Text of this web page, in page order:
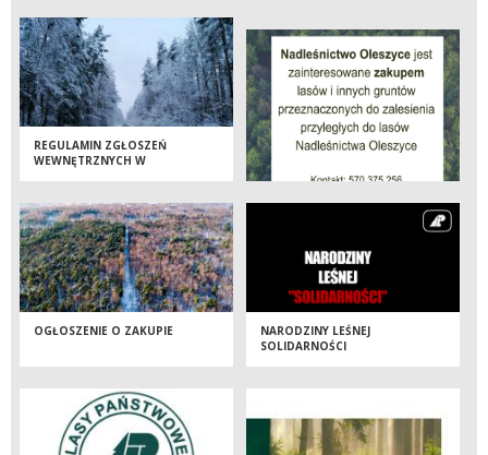
REGULAMIN ZGŁOSZEŃ
WEWNĘTRZNYCH W
OGŁOSZENIE O ZAKUPIE
NARODZINY LEŚNEJ
SOLIDARNOŚCI